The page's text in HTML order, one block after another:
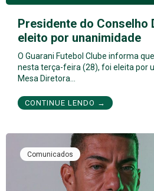
Presidente do Conselho
eleito por unanimidade
O Guarani Futebol Clube informa
nesta terça-feira (28), foi eleita por
Mesa Diretora…
CONTINUE LENDO →
Comunicados